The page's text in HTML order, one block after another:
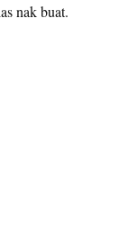
nak buat.